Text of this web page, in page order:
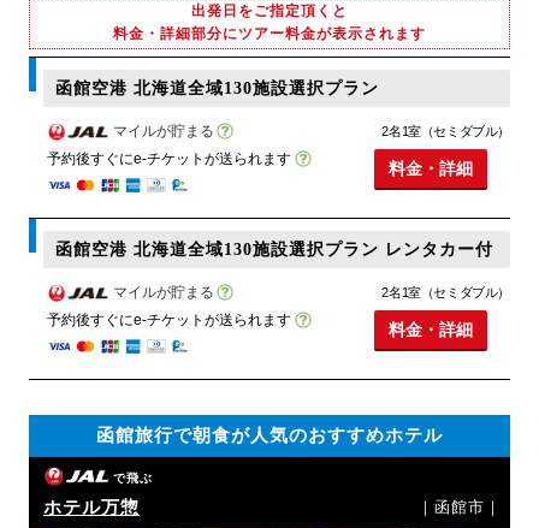
出発日をご指定頂くと
料金・詳細部分にツアー料金が表示されます
函館空港 北海道全域130施設選択プラン
マイルが貯まる
予約後すぐにe-チケットが送られます
2名1室（セミダブル）
料金・詳細
函館空港 北海道全域130施設選択プラン レンタカー付
マイルが貯まる
予約後すぐにe-チケットが送られます
2名1室（セミダブル）
料金・詳細
函館旅行で朝食が人気のおすすめホテル
で飛ぶ
ホテル万惣 ｜函館市｜